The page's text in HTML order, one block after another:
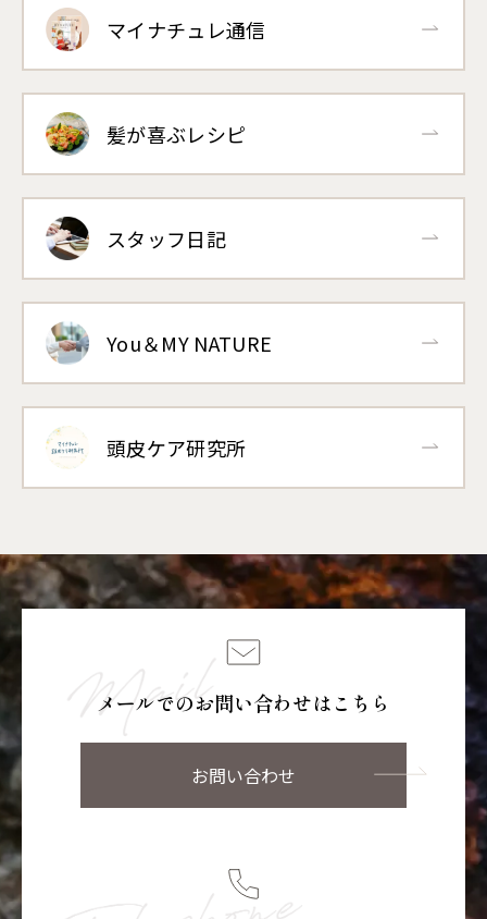
マイナチュレ通信
髪が喜ぶレシピ
スタッフ日記
You＆MY NATURE
頭皮ケア研究所
メールでのお問い合わせはこちら
お問い合わせ